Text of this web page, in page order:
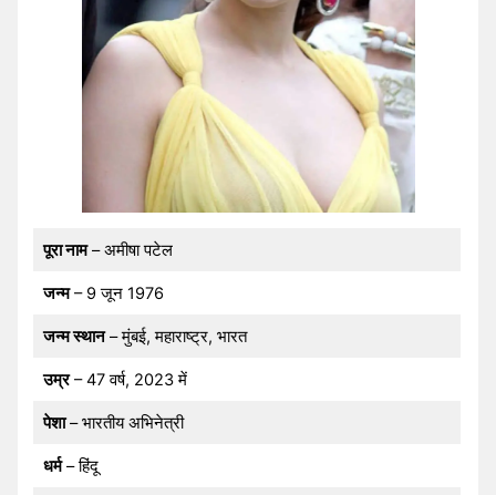
पूरा नाम– अमीषा पटेल
जन्म– 9 जून 1976
जन्म स्थान– मुंबई, महाराष्ट्र, भारत
उम्र– 47 वर्ष, 2023 में
पेशा– भारतीय अभिनेत्री
धर्म– हिंदू